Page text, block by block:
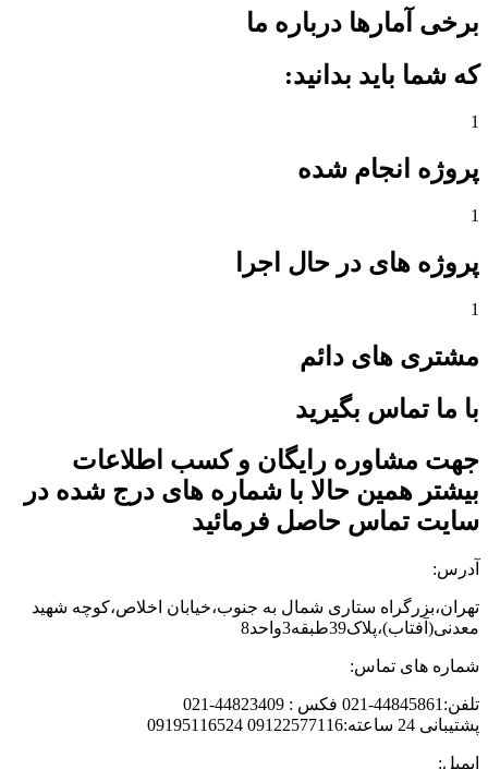
برخی آمارها درباره ما
که شما باید بدانید:
1
پروژه انجام شده
1
پروژه های در حال اجرا
1
مشتری های دائم
با ما تماس بگیرید
جهت مشاوره رایگان و کسب اطلاعات
بیشتر همین حالا با شماره های درج شده در
سایت تماس حاصل فرمائید
آدرس:
تهران،بزرگراه ستاری شمال به جنوب،خیابان اخلاص،کوچه شهید
معدنی(آفتاب)،پلاک39طبقه3واحد8
شماره های تماس:
تلفن:44845861-021 فکس : 44823409-021
پشتیبانی 24 ساعته:09122577116 09195116524
ایمیل: